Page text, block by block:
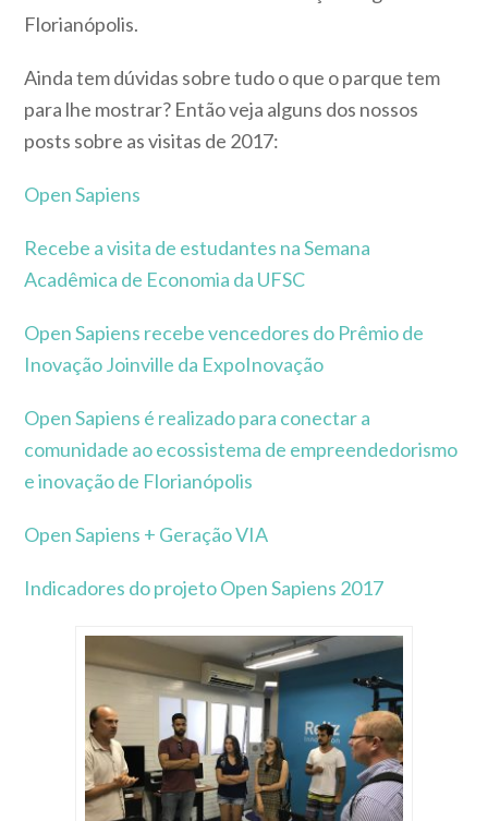
Florianópolis.
Ainda tem dúvidas sobre tudo o que o parque tem
para lhe mostrar? Então veja alguns dos nossos
posts sobre as visitas de 2017:
Open Sapiens
Recebe a visita de estudantes na Semana
Acadêmica de Economia da UFSC
Open Sapiens recebe vencedores do Prêmio de
Inovação Joinville da ExpoInovação
Open Sapiens é realizado para conectar a
comunidade ao ecossistema de empreendedorismo
e inovação de Florianópolis
Open Sapiens + Geração VIA
Indicadores do projeto Open Sapiens 2017